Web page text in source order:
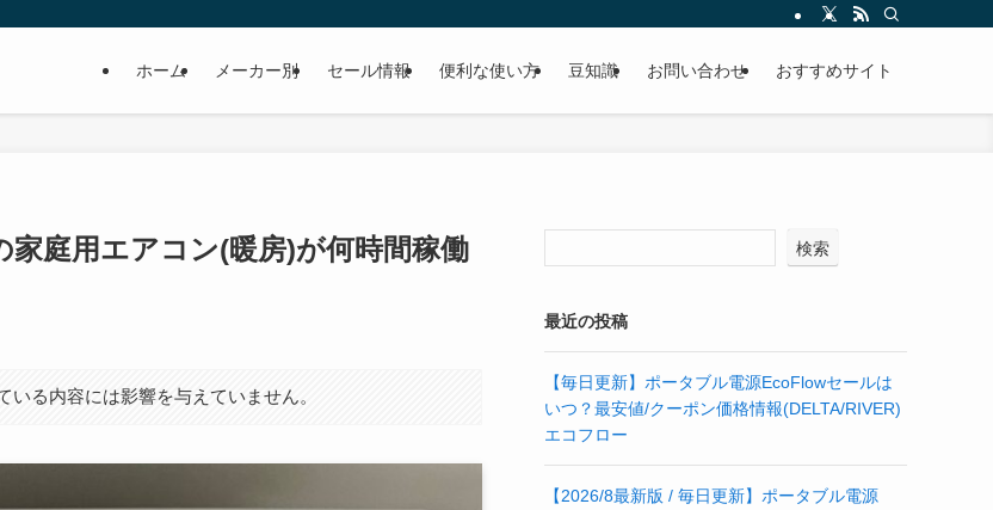
ホーム メーカー別 セール情報 便利な使い方 豆知識 お問い合わせ おすすめサイト
庭用エアコン(暖房)が何時間稼働
る内容には影響を与えていません。
検索
最近の投稿
【毎日更新】ポータブル電源EcoFlowセールは
いつ？最安値/クーポン価格情報(DELTA/RIVER)
エコフロー
【2026/8最新版 / 毎日更新】ポータブル電源